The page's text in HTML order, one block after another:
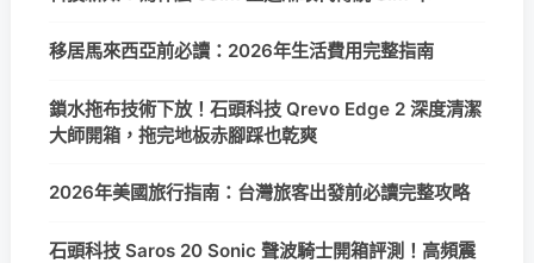
移居馬來西亞前必讀：2026年生活費用完整指南
鎖水拖布技術下放！石頭科技 Qrevo Edge 2 深度清潔
大師開箱，拖完地板赤腳踩也乾爽
2026年美國旅行指南：台灣旅客出發前必讀完整攻略
石頭科技 Saros 20 Sonic 聲波騎士開箱評測！高頻震